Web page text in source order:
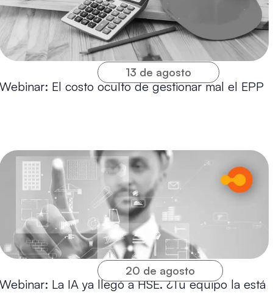
El costo oculto de gestionar mal el EPP
13 de agosto
La IA ya llegó a HSE. ¿Tu equipo la está
20 de agosto